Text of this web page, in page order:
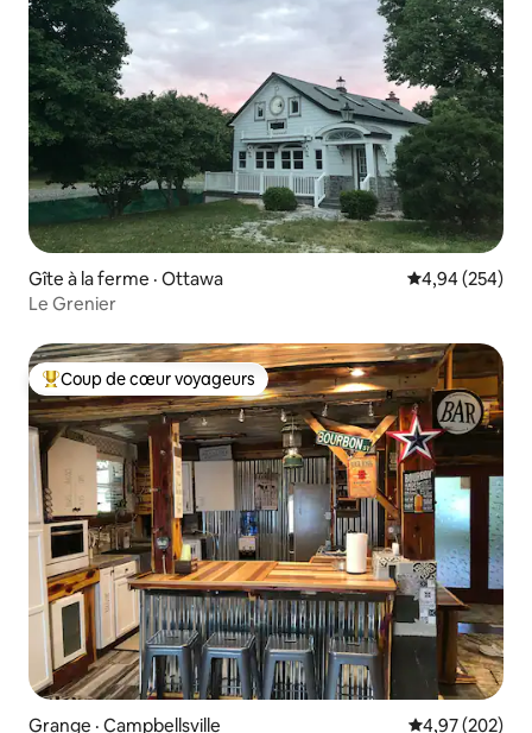
Gîte à la ferme · Ottawa Note
4,94 (254)
Le Grenier
Coup de cœur voyageurs parmi les plus aimés
Coup de cœur voyageurs
Grange · Campbellsville Note
4,97 (202)